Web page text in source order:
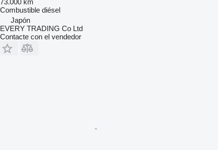
73.000 km
Combustible diésel
Japón
EVERY TRADING Co Ltd
Contacte con el vendedor